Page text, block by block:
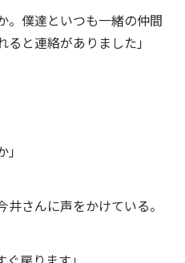
。僕達といつも一緒の仲間
と連絡がありました」
さんに声をかけている。